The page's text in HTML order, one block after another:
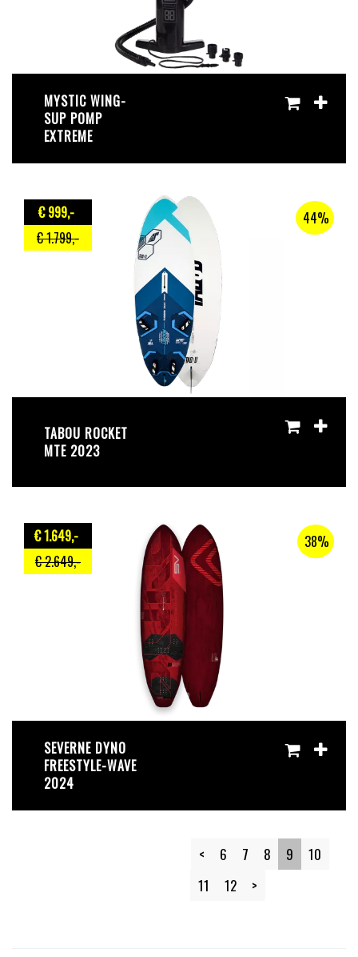
MYSTIC WING-
SUP POMP
EXTREME
€ 999,-
€ 1.799,-
44%
TABOU ROCKET
MTE 2023
€ 1.649,-
€ 2.649,-
38%
SEVERNE DYNO
FREESTYLE-WAVE
2024
< 6 7 8 9
10
11
12 >